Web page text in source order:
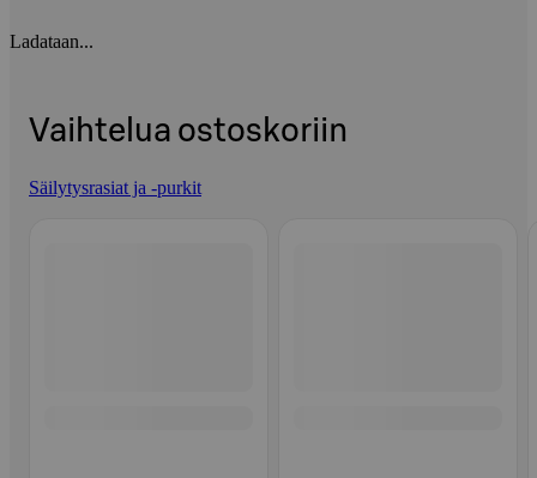
Ladataan...
Vaihtelua ostoskoriin
Säilytysrasiat ja -purkit